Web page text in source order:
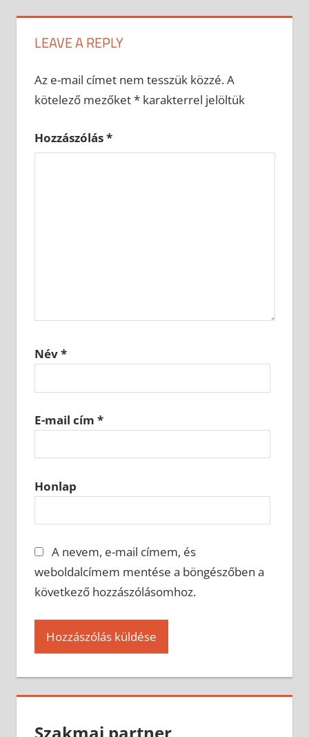
LEAVE A REPLY
Az e-mail címet nem tesszük közzé.A
kötelező mezőket*karakterrel jelöltük
Hozzászólás*
Név*
E-mail cím *
Honlap
A nevem, e-mail címem, és
weboldalcímem mentése a böngészőben a
következő hozzászólásomhoz.
Szakmai partner